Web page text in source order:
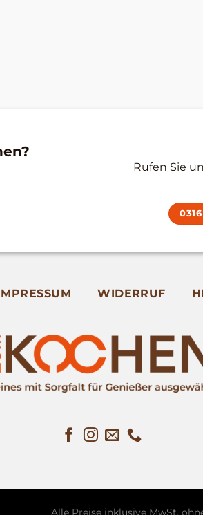
Rufen Sie
WIDERRUF
Alle Preise inklusive MwSt.